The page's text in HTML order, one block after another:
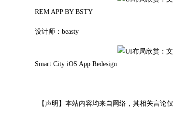
REM APP BY BSTY
设计师：beasty
Smart City iOS App Redesign
【声明】本站内容均来自网络，其相关言